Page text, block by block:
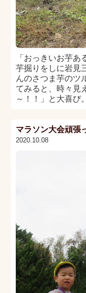
「おっきいお芋
芋掘りをしに岩見
んのさつま芋のツ
てみると、時々見
～！！」と大喜び
マラソン大会頑張
2020.10.08